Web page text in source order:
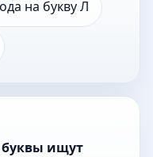
на букву Л
буквы ищут